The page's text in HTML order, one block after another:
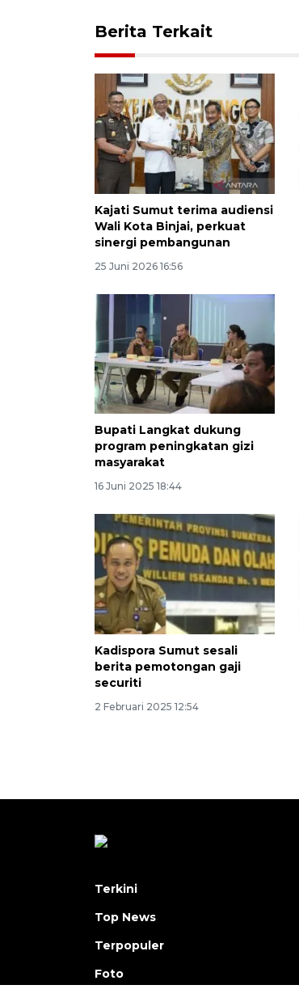
Berita Terkait
Kajati Sumut terima audiensi
Wali Kota Binjai, perkuat
sinergi pembangunan
25 Juni 2026 16:56
Bupati Langkat dukung
program peningkatan gizi
masyarakat
16 Juni 2025 18:44
Kadispora Sumut sesali
berita pemotongan gaji
securiti
2 Februari 2025 12:54
Terkini
Top News
Terpopuler
Foto